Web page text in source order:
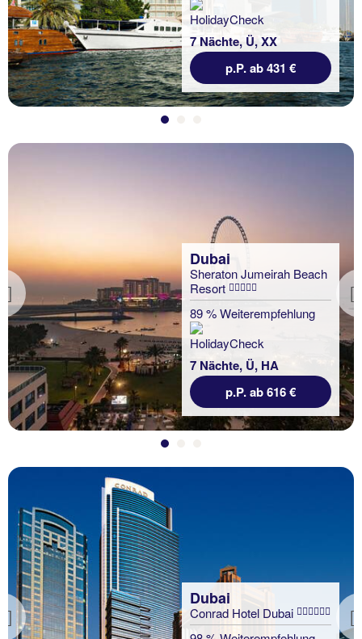
7 Nächte, Ü, XX
p.P. ab 431 €
Previous
Dubai
Sheraton Jumeirah Beach
Resort
89 % Weiterempfehlung
7 Nächte, Ü, HA
p.P. ab 616 €
Previous
Dubai
Conrad Hotel Dubai